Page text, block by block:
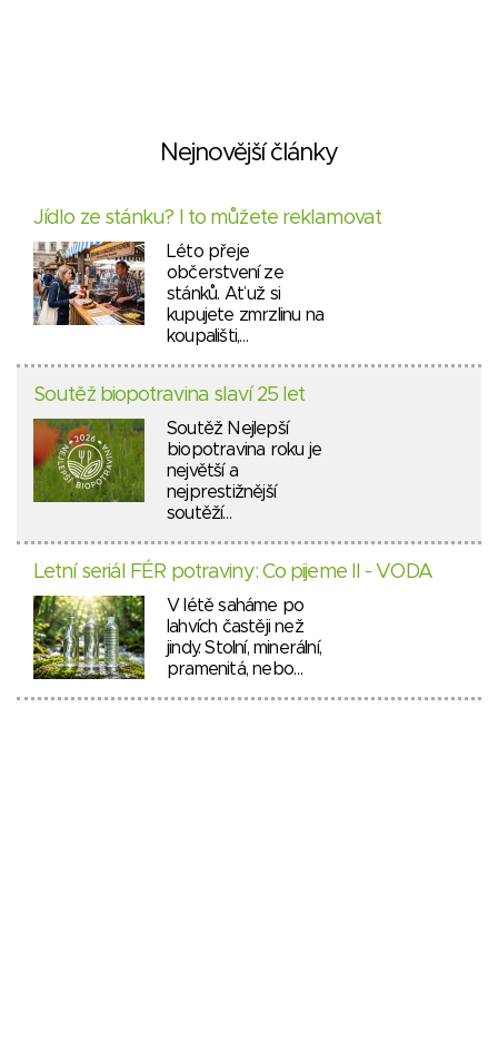
Nejnovější články
Jídlo ze stánku? I to můžete reklamovat
Léto přeje
občerstvení ze
stánků. Ať už si
kupujete zmrzlinu na
koupališti,…
Soutěž biopotravina slaví 25 let
Soutěž Nejlepší
biopotravina roku je
největší a
nejprestižnější
soutěží…
Letní seriál FÉR potraviny: Co pijeme II - VODA
V létě saháme po
lahvích častěji než
jindy. Stolní, minerální,
pramenitá, nebo…